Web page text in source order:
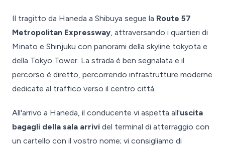
Il tragitto da Haneda a Shibuya segue la Route 57
Metropolitan Expressway, attraversando i quartieri di
Minato e Shinjuku con panorami della skyline tokyota e
della Tokyo Tower. La strada è ben segnalata e il
percorso è diretto, percorrendo infrastrutture moderne
dedicate al traffico verso il centro città.
All'arrivo a Haneda, il conducente vi aspetta all'uscita
bagagli della sala arrivi del terminal di atterraggio con
un cartello con il vostro nome; vi consigliamo di